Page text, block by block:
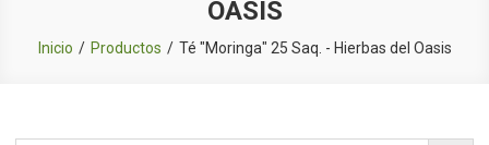
OASIS
Inicio Productos Té "Moringa" 25 Saq. - Hierbas del Oasis